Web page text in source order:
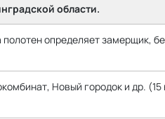
области.
определяет замерщик,
Новый городок и др. (15